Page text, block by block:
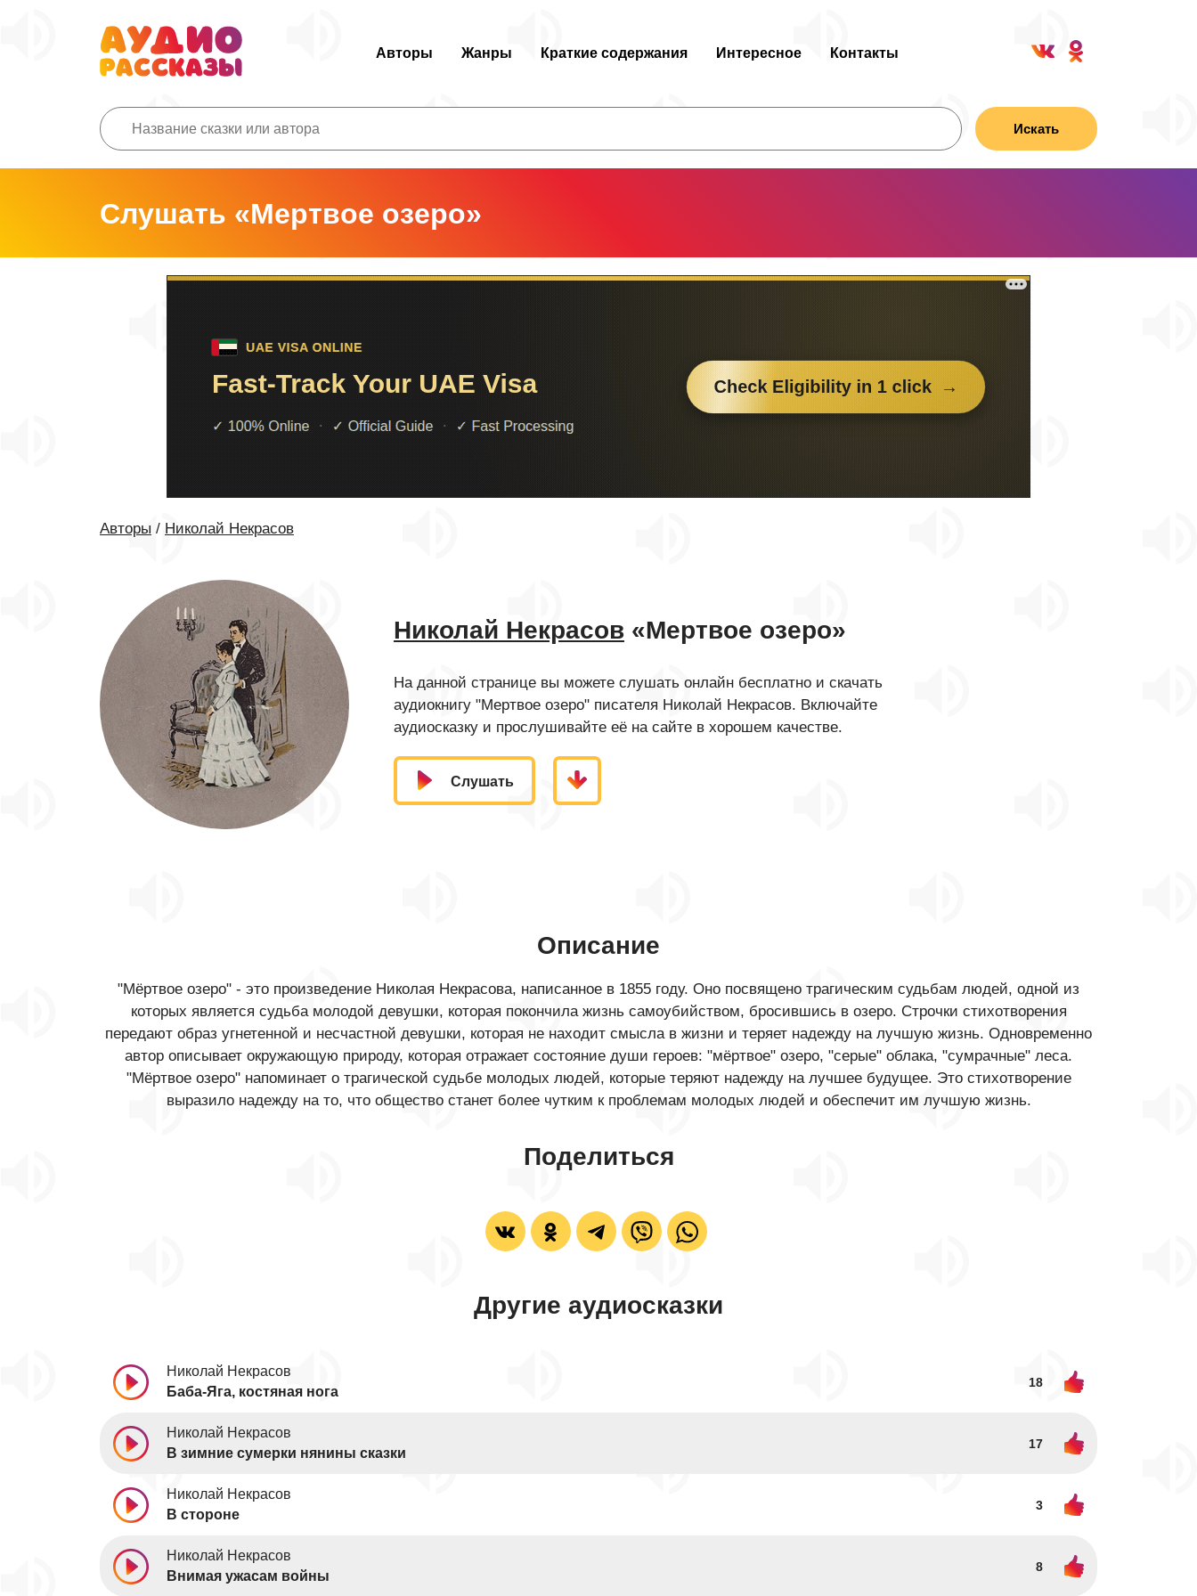
Авторы Жанры Краткие содержания Интересное Контакты
Искать
Слушать «Мертвое озеро»
Авторы / Николай Некрасов
Николай Некрасов «Мертвое озеро»
На данной странице вы можете слушать онлайн бесплатно и скачать
аудиокнигу "Мертвое озеро" писателя Николай Некрасов. Включайте
аудиосказку и прослушивайте её на сайте в хорошем качестве.
Слушать
Описание
"Мёртвое озеро" - это произведение Николая Некрасова, написанное в 1855 году. Оно посвящено трагическим судьбам людей, одной из
которых является судьба молодой девушки, которая покончила жизнь самоубийством, бросившись в озеро. Строчки стихотворения
передают образ угнетенной и несчастной девушки, которая не находит смысла в жизни и теряет надежду на лучшую жизнь. Одновременно
автор описывает окружающую природу, которая отражает состояние души героев: "мёртвое" озеро, "серые" облака, "сумрачные" леса.
"Мёртвое озеро" напоминает о трагической судьбе молодых людей, которые теряют надежду на лучшее будущее. Это стихотворение
выразило надежду на то, что общество станет более чутким к проблемам молодых людей и обеспечит им лучшую жизнь.
Поделиться
Другие аудиосказки
Николай Некрасов
Баба-Яга, костяная нога
18
Николай Некрасов
В зимние сумерки нянины сказки
17
Николай Некрасов
В стороне
3
Николай Некрасов
Внимая ужасам войны
8